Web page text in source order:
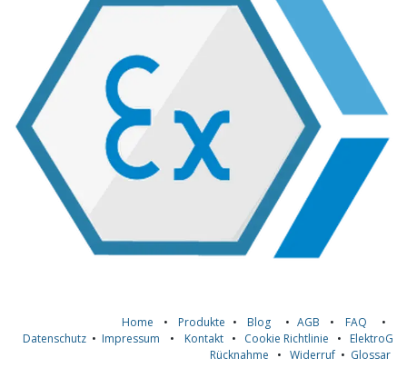
Home • Produkte • Blog • AGB • FAQ
•
Datenschutz • Impressum • Kontakt • Cookie Richtlinie • ElektroG
Rücknahme • Widerruf • Glossar